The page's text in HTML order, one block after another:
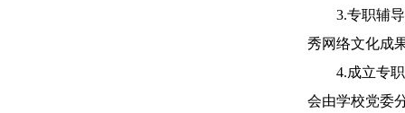
3.专职辅
秀网络文化成
4.成立专
会由学校党委